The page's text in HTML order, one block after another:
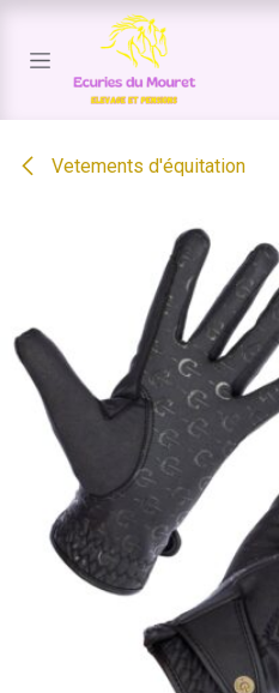
Se rendre au contenu
Vetements d'équitation